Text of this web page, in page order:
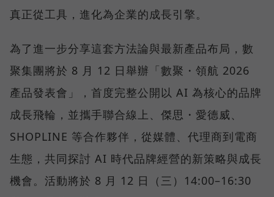
真正從工具，進化為企業的成長引擎。
為了進一步分享這套方法論與最新產品布局，數
聚集團將於 8 月 12 日舉辦「數聚・領航 2026
產品發表會」，首度完整公開以 AI 為核心的品牌
成長飛輪，並攜手聯合線上、傑思・愛德威、
SHOPLINE 等合作夥伴，從媒體、代理商到電商
生態，共同探討 AI 時代品牌經營的新策略與成長
機會。活動將於 8 月 12 日（三）14:00–16:30